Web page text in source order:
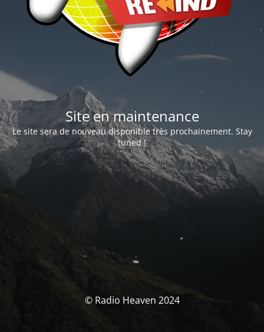
Site en maintenance
Le site sera de nouveau disponible très prochainement. Stay
tuned !
© Radio Heaven 2024